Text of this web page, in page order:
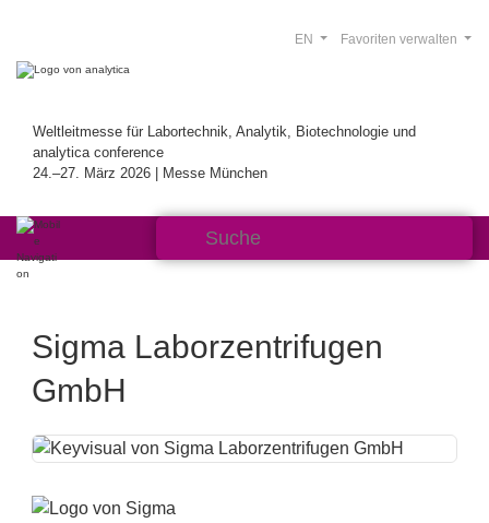
Weltleitmesse für Labortechnik, Analytik, Biotechnologie und
analytica conference
24.–27. März 2026 | Messe München
Favoriten verwalten
EN
Sigma Laborzentrifugen
GmbH